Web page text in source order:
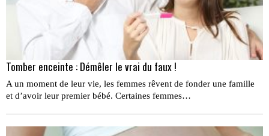
Tomber enceinte : Démêler le vrai du faux !
A un moment de leur vie, les femmes rêvent de fonder une famille
et d’avoir leur premier bébé. Certaines femmes…